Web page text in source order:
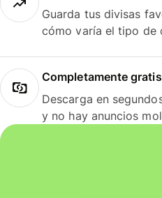
Guarda tus divisas
cómo varía el tipo de
Completamente
Descarga en
y no hay anuncios